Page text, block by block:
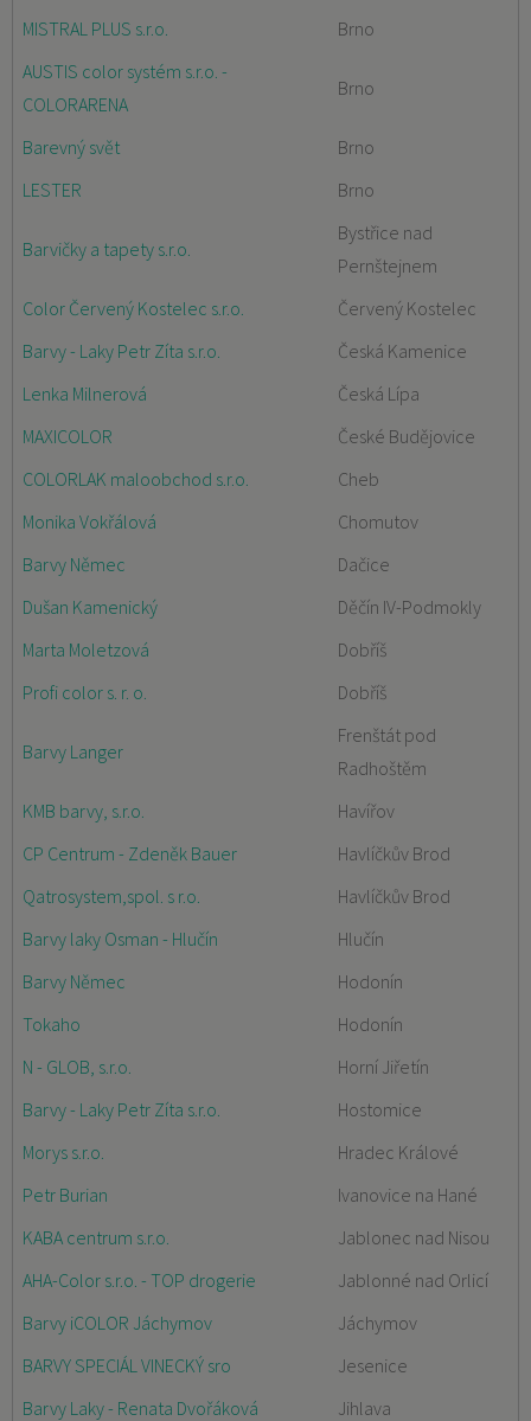
MISTRAL PLUS s.r.o.
Brno
AUSTIS color systém s.r.o. -
COLORARENA
Brno
Barevný svět
Brno
LESTER
Brno
Barvičky a tapety s.r.o.
Bystřice nad
Pernštejnem
Color Červený Kostelec s.r.o.
Červený Kostelec
Barvy - Laky Petr Zíta s.r.o.
Česká Kamenice
Lenka Milnerová
Česká Lípa
MAXICOLOR
České Budějovice
COLORLAK maloobchod s.r.o.
Cheb
Monika Vokřálová
Chomutov
Barvy Němec
Dačice
Dušan Kamenický
Děčín IV-Podmokly
Marta Moletzová
Dobříš
Profi color s. r. o.
Dobříš
Barvy Langer
Frenštát pod
Radhoštěm
KMB barvy, s.r.o.
Havířov
CP Centrum - Zdeněk Bauer
Havlíčkův Brod
Qatrosystem,spol. s r.o.
Havlíčkův Brod
Barvy laky Osman - Hlučín
Hlučín
Barvy Němec
Hodonín
Tokaho
Hodonín
N - GLOB, s.r.o.
Horní Jiřetín
Barvy - Laky Petr Zíta s.r.o.
Hostomice
Morys s.r.o.
Hradec Králové
Petr Burian
Ivanovice na Hané
KABA centrum s.r.o.
Jablonec nad Nisou
AHA-Color s.r.o. - TOP drogerie
Jablonné nad Orlicí
Barvy iCOLOR Jáchymov
Jáchymov
BARVY SPECIÁL VINECKÝ sro
Jesenice
Barvy Laky - Renata Dvořáková
Jihlava